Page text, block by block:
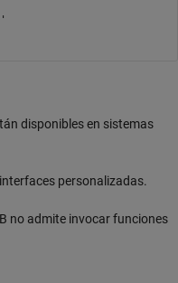
disponibles en sistemas
personalizadas.
no admite invocar funciones